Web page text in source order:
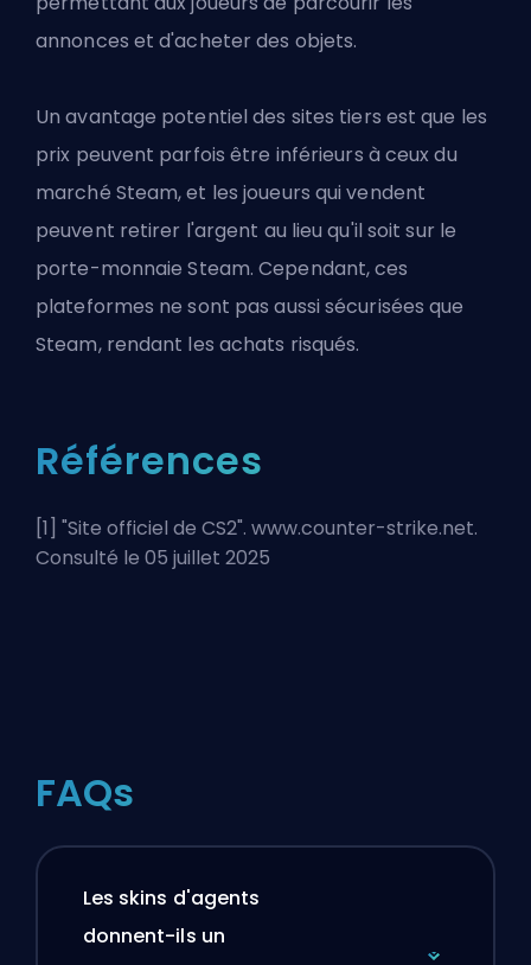
annonces et d'acheter des objets.
Un avantage potentiel des sites tiers est que les
prix peuvent parfois être inférieurs à ceux du
marché Steam, et les joueurs qui vendent
peuvent retirer l'argent au lieu qu'il soit sur le
porte-monnaie Steam. Cependant, ces
plateformes ne sont pas aussi sécurisées que
Steam, rendant les achats risqués.
Références
[1] "Site officiel de CS2". www.counter-strike.net.
Consulté le 05 juillet 2025
FAQs
Les skins d'agents
donnent-ils un